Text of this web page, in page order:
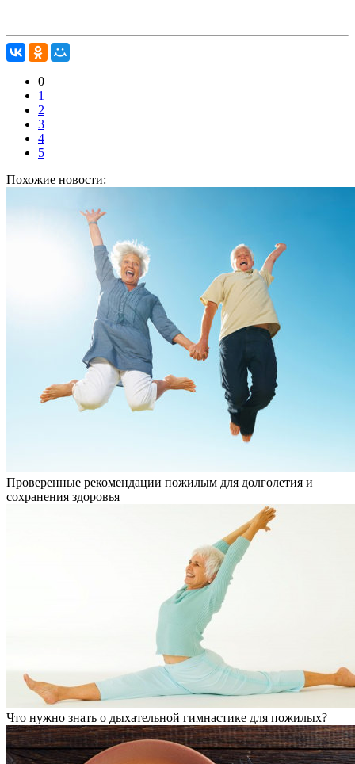
0
1
2
3
4
5
Похожие новости:
Проверенные рекомендации пожилым для долголетия и
сохранения здоровья
Что нужно знать о дыхательной гимнастике для пожилых?